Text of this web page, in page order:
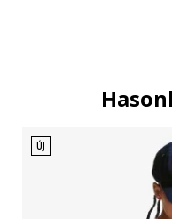
ÚJ